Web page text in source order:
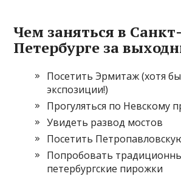
Чем заняться в Санкт-
Петербурге за
Посетить Эрмитаж (хотя
экспозиции!)
Прогуляться по Невскому
Увидеть развод мостов
Посетить
Попробовать
петербургские пирожки